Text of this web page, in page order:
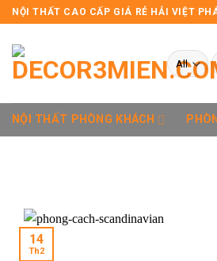
Skip
to
content
NỘI THẤT CAO CẤP GIÁ RẺ HẢI VIỆT
NỘI THẤT PHÒNG KHÁCH
14
Th2